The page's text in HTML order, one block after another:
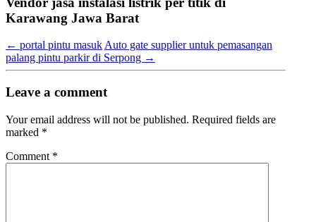
Karawang Jawa Barat
← portal pintu masukAuto gate supplier untuk pemasangan
palang pintu parkir di Serpong →
Leave a comment
Your email address will not be published. Required fields are
marked *
Comment *